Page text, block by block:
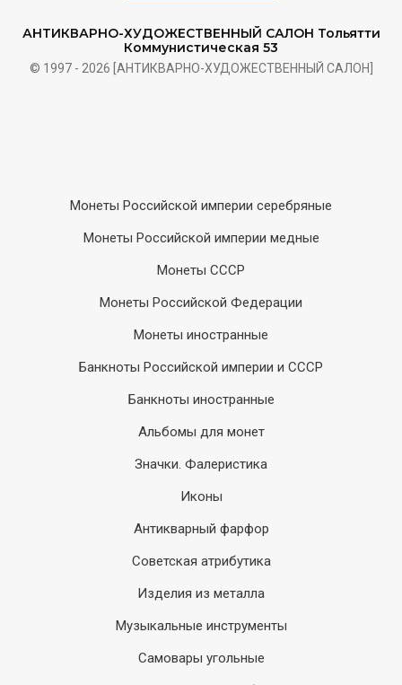
АНТИКВАРНО-ХУДОЖЕСТВЕННЫЙ САЛОН Тольятти
Коммунистическая 53
© 1997 - 2026 [АНТИКВАРНО-ХУДОЖЕСТВЕННЫЙ САЛОН]
Монеты Российской империи серебряные
Монеты Российской империи медные
Монеты СССР
Монеты Российской Федерации
Монеты иностранные
Банкноты Российской империи и СССР
Банкноты иностранные
Альбомы для монет
Значки. Фалеристика
Иконы
Антикварный фарфор
Советская атрибутика
Изделия из металла
Музыкальные инструменты
Самовары угольные